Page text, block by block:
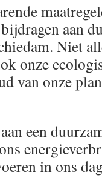
aan
Niet
onze
van onze
een
in ons